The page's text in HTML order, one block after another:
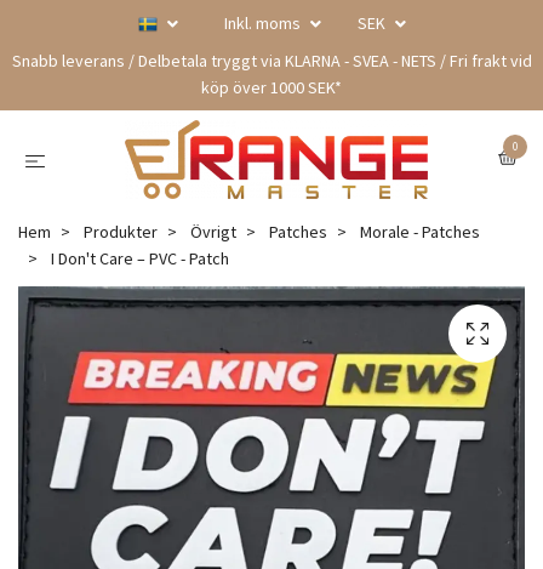
Inkl. moms
SEK
Snabb leverans / Delbetala tryggt via KLARNA - SVEA - NETS / Fri frakt vid
köp över 1000 SEK*
0
Hem Produkter Övrigt Patches
Morale - Patches
I Don't Care – PVC - Patch